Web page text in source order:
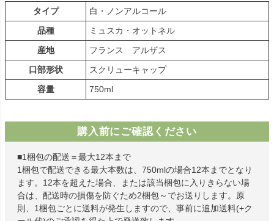
タイプ
白・ノンアルコール
品種
ミュスカ・オットネル
産地
フランス アルザス
口部形状
スクリューキャップ
容量
750ml
購入前にご確認ください
■1梱包の配送＝最大12本まで
1梱包で配送できる最大本数は、750mlの場合12本までとなり
ます。12本を超えた場合、または該当梱包に入りきらない場
合は、配送時の損傷を防ぐため2梱包～でお送りします。原
則、1梱包ごとに送料が発生しますので、事前に追加送料(+ク